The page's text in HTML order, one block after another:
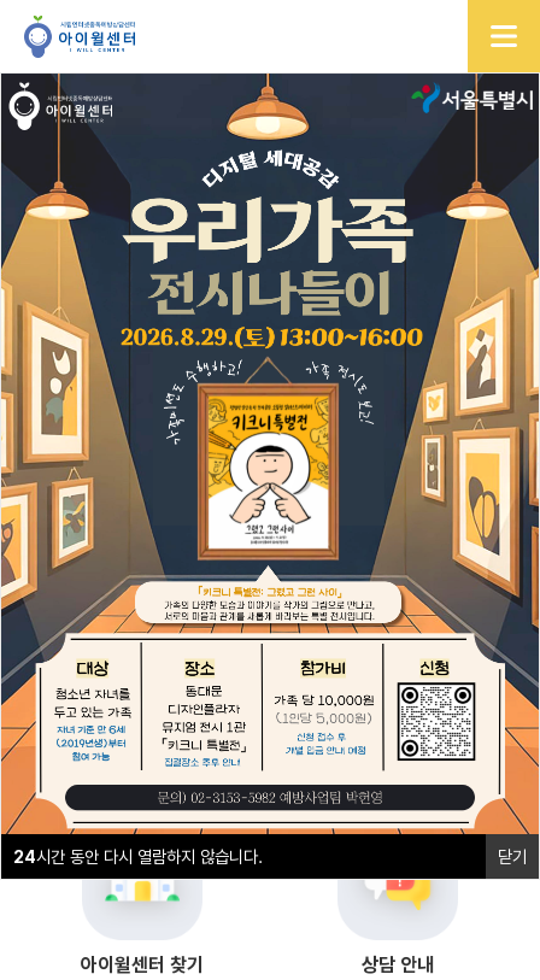
24시간 동안 다시 열람하지 않습니다. 닫기
24시간 동안 다시 열람하지 않습니다. 닫기
1 2
아이윌센터 찾기 상담 안내